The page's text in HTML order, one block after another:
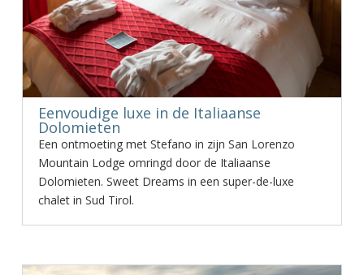
Eenvoudige luxe in de Italiaanse
Dolomieten
Een ontmoeting met Stefano in zijn San Lorenzo
Mountain Lodge omringd door de Italiaanse
Dolomieten. Sweet Dreams in een super-de-luxe
chalet in Sud Tirol.